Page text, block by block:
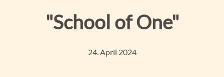
"School of One"
24. April 2024